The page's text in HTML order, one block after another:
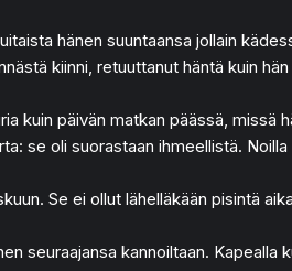
hänen suuntaansa jollain
kiinni, retuuttanut häntä kuin
kuin päivän matkan päässä, missä
se oli suorastaan ihmeellistä.
Se ei ollut lähelläkään pisintä
seuraajansa kannoiltaan. Kapealla